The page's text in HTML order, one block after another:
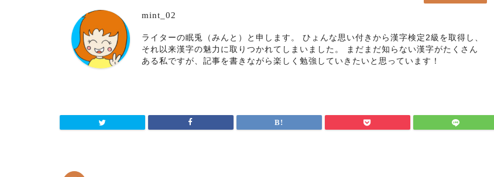
mint_02
ライターの眠兎（みんと）と申します。 ひょんな思い付きから漢字検定2級を取得し、
それ以来漢字の魅力に取りつかれてしまいました。 まだまだ知らない漢字がたくさん
ある私ですが、記事を書きながら楽しく勉強していきたいと思っています！